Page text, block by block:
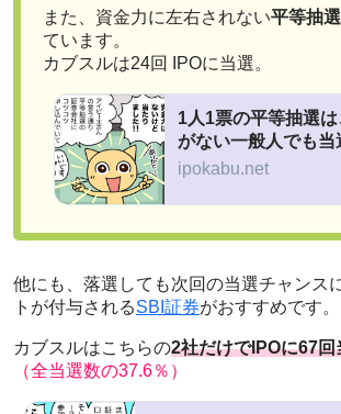
また、資金力に左右されない平等抽
ています。
カブスルは24回 IPOに当選。
1人1票の平等抽選
がない一般人でも当
る！
ipokabu.net
他にも、落選しても次回の当選チャンス
トが付与されるSBI証券がおすすめです。
カブスルはこちらの2社だけでIPOに67回
（全当選数の37.6％）